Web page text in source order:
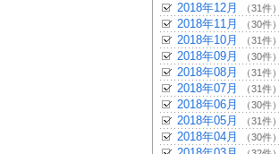
2018年12月 （31件）
2018年11月 （30件）
2018年10月 （31件）
2018年09月 （30件）
2018年08月 （31件）
2018年07月 （31件）
2018年06月 （30件）
2018年05月 （31件）
2018年04月 （30件）